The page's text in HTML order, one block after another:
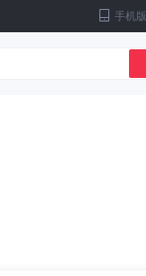
手机版